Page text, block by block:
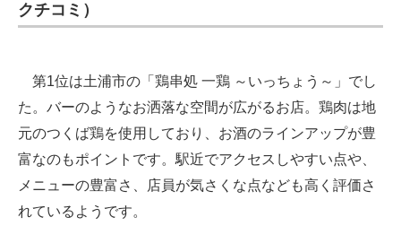
クチコミ）
第1位は土浦市の「鶏串処 一鶏 ～いっちょう～」でし
た。バーのようなお洒落な空間が広がるお店。鶏肉は地
元のつくば鶏を使用しており、お酒のラインアップが豊
富なのもポイントです。駅近でアクセスしやすい点や、
メニューの豊富さ、店員が気さくな点なども高く評価さ
れているようです。